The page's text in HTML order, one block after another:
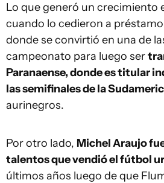
Lo que generó un crecimiento
cuando lo cedieron a
donde se convirtió en una de
campeonato para luego ser
Paranaense, donde es titular
las semifinales de la
aurinegros.
Por otro lado, Michel Araujo
talentos que vendió el fútbol
últimos años luego de que